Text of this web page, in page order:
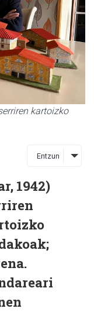
kartoizko
Entzun
1942)